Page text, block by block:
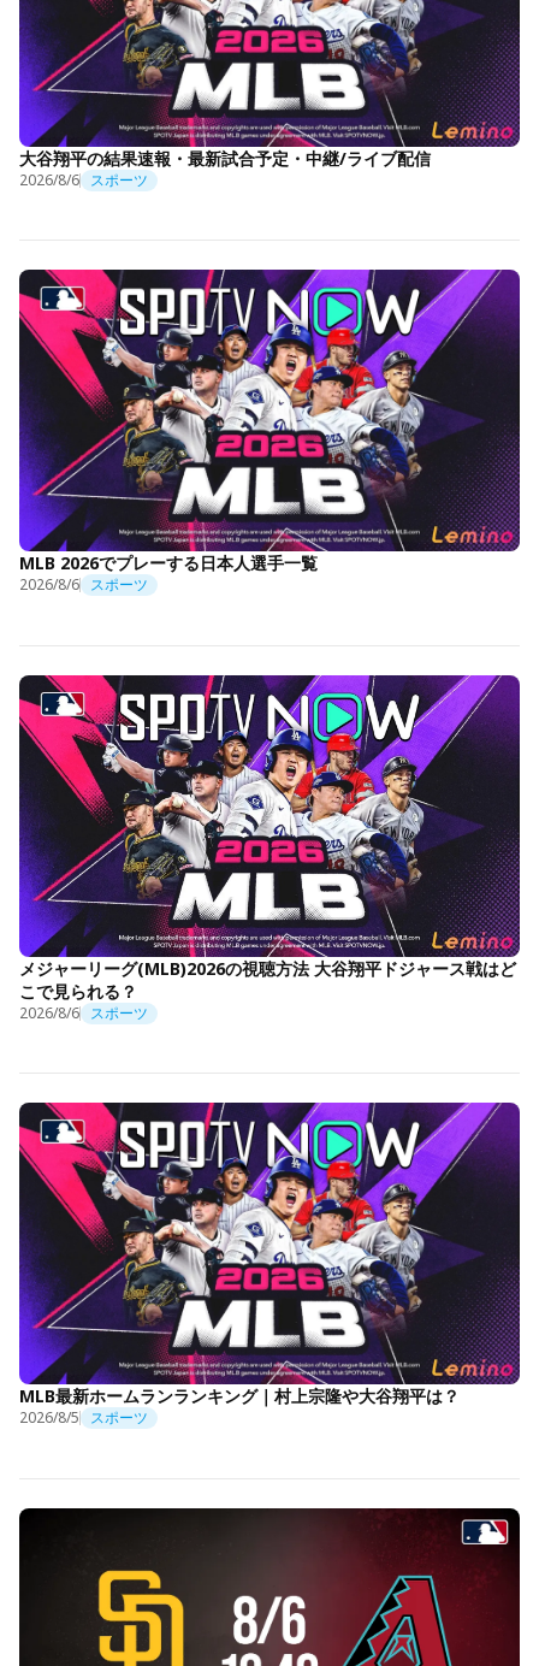
大谷翔平の結果速報・最新試合予定・中継/ライブ配信
2026/8/6 スポーツ
MLB 2026でプレーする日本人選手一覧
2026/8/6 スポーツ
メジャーリーグ(MLB)2026の視聴方法 大谷翔平ドジャース戦はど
こで見られる？
2026/8/6 スポーツ
MLB最新ホームランランキング｜村上宗隆や大谷翔平は？
2026/8/5 スポーツ